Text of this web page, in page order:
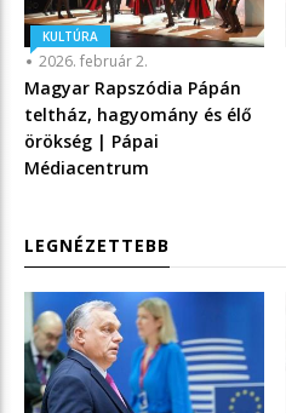
KULTÚRA
2026. február 2.
Magyar Rapszódia Pápán
teltház, hagyomány és élő
örökség | Pápai
Médiacentrum
LEGNÉZETTEBB